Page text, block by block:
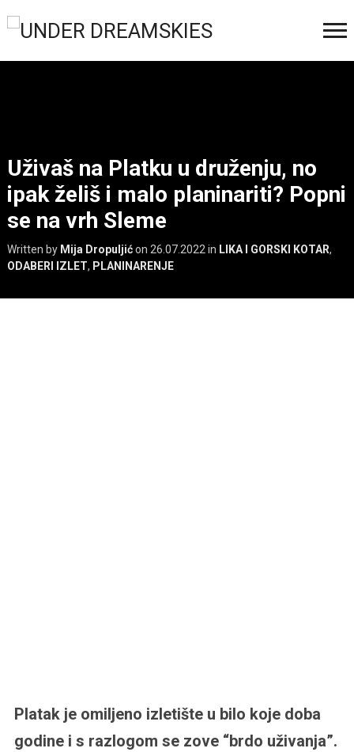
Uživaš na Platku u druženju, no
ipak želiš i malo planinariti? Popni
se na vrh Sleme
Written by Mija Dropuljićon 26.07.2022 in LIKA I GORSKI KOTAR,
ODABERI IZLET, PLANINARENJE
Platak je omiljeno izletište u bilo koje doba
godine i s razlogom se zove “brdo uživanja”.